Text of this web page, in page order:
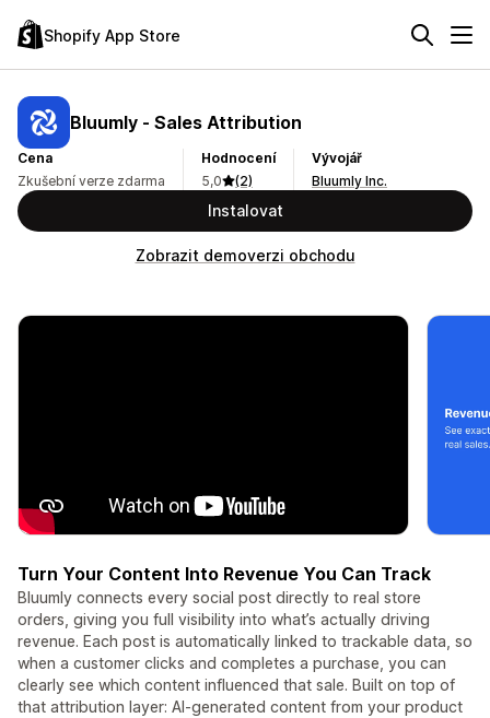
Shopify App Store
Bluumly ‑ Sales Attribution
Cena
Zkušební verze zdarma
Hodnocení
5,0
(2)
Vývojář
Bluumly Inc.
Instalovat
Zobrazit demoverzi obchodu
Turn Your Content Into Revenue You Can Track
Bluumly connects every social post directly to real store
orders, giving you full visibility into what’s actually driving
revenue. Each post is automatically linked to trackable data, so
when a customer clicks and completes a purchase, you can
clearly see which content influenced that sale. Built on top of
that attribution layer: AI-generated content from your product